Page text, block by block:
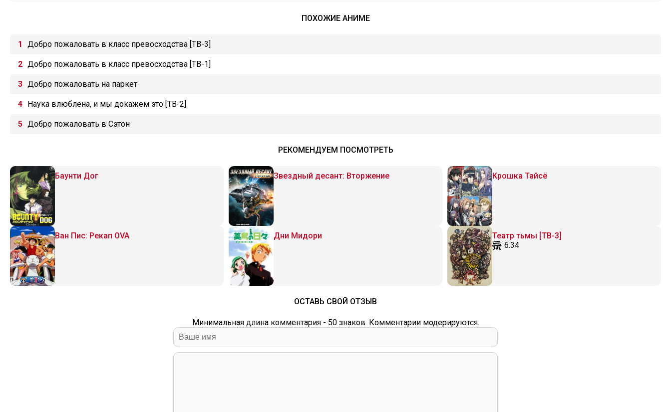
ПОХОЖИЕ АНИМЕ
Добро пожаловать в класс превосходства [ТВ-3]
Добро пожаловать в класс превосходства [ТВ-1]
Добро пожаловать на паркет
Наука влюблена, и мы докажем это [ТВ-2]
Добро пожаловать в Сэтон
РЕКОМЕНДУЕМ ПОСМОТРЕТЬ
Баунти Дог Звездный десант: Вторжение Крошка Тайсё
Ван Пис: Рекап OVA Дни Мидори
Театр тьмы [ТВ-3]
6.34
ОСТАВЬ СВОЙ ОТЗЫВ
Минимальная длина комментария - 50 знаков. Комментарии модерируются.